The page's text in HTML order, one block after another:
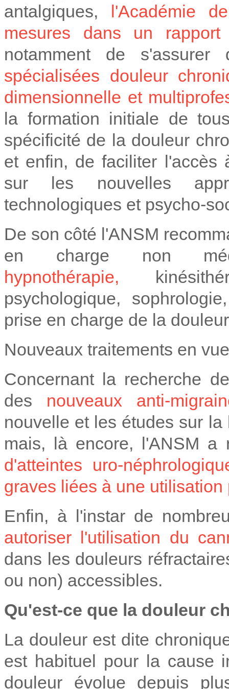
antalgiques, l'Académie
mesures dans un
notamment de
spécialisées douleur
dimensionnelle et
la formation initiale de
spécificité de la douleur
et enfin, de faciliter l'accès
sur les nouvelles
technologiques et psycho-
De son côté l'ANSM
en charge non
hypnothérapie,
psychologique,
prise en charge de la
Nouveaux traitements en vue
Concernant la recherche
des nouveaux anti-
nouvelle et les études sur
mais, là encore, l'ANSM a
d'atteintes uro-
graves liées à une
Enfin, à l'instar de
autoriser l'utilisation du
dans les douleurs
ou non) accessibles.
Qu'est-ce que la douleur
La douleur est dite
est habituel pour la cause
douleur évolue depuis